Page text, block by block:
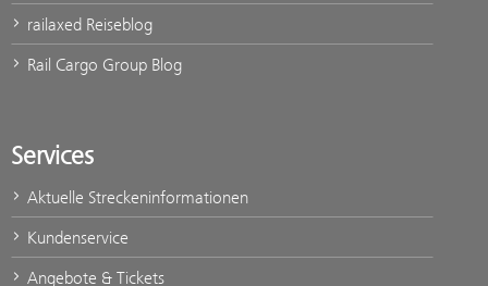
railaxed Reiseblog
Rail Cargo Group Blog
Services
Aktuelle Streckeninformationen
Kundenservice
Angebote & Tickets